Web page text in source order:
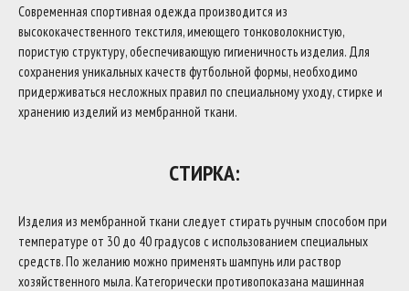
Современная спортивная одежда производится из
высококачественного текстиля, имеющего тонковолокнистую,
пористую структуру, обеспечивающую гигиеничность изделия. Для
сохранения уникальных качеств футбольной формы, необходимо
придерживаться несложных правил по специальному уходу, стирке и
хранению изделий из мембранной ткани.
СТИРКА:
Изделия из мембранной ткани следует стирать ручным способом при
температуре от 30 до 40 градусов с использованием специальных
средств. По желанию можно применять шампунь или раствор
хозяйственного мыла. Категорически противопоказана машинная